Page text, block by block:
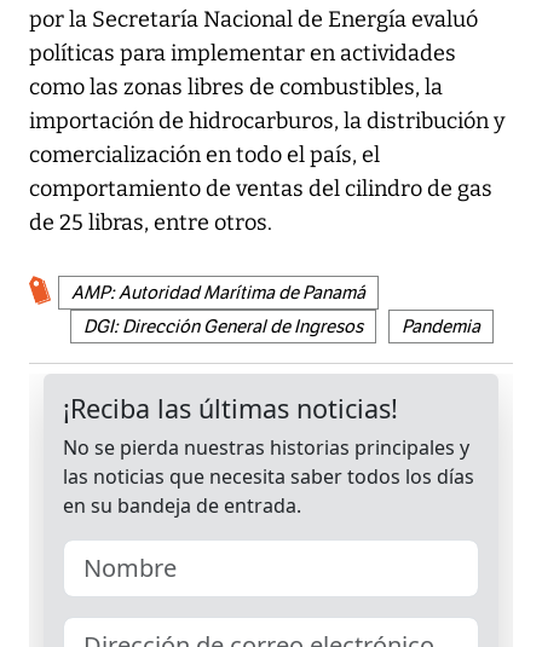
por la Secretaría Nacional de Energía evaluó
políticas para implementar en actividades
como las zonas libres de combustibles, la
importación de hidrocarburos, la distribución y
comercialización en todo el país, el
comportamiento de ventas del cilindro de gas
de 25 libras, entre otros.
AMP: Autoridad Marítima de Panamá
DGI: Dirección General de Ingresos
Pandemia